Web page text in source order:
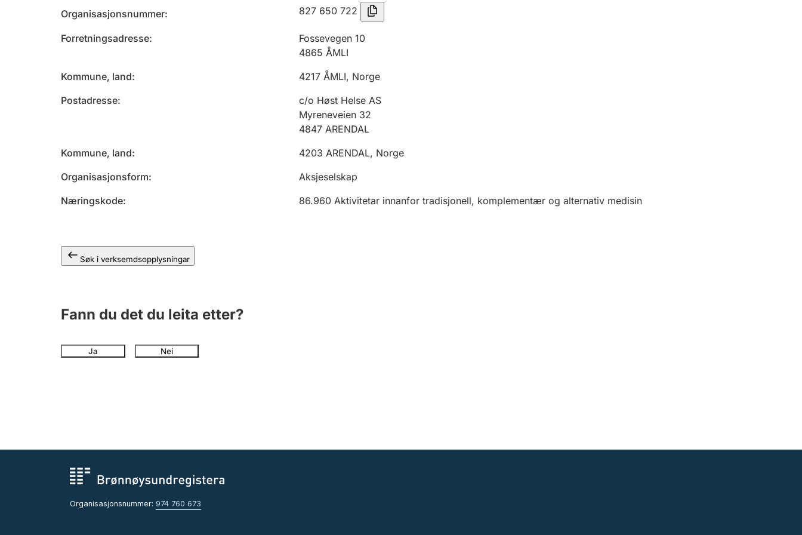
Organisasjonsnummer 827 650 722
Forretningsadresse
Fossevegen 10
4865 ÅMLI
Kommune, land
4217 ÅMLI, Norge
Postadresse
c/o Høst Helse AS
Myreneveien 32
4847 ARENDAL
Kommune, land
4203 ARENDAL, Norge
Organisasjonsform
Aksjeselskap
Næringskode
86.960 Aktivitetar innanfor tradisjonell, komplementær og alternativ medisin
Søk i verksemdsopplysningar
Fann du det du leita etter?
Ja Nei
Organisasjonsnummer: 974 760 673